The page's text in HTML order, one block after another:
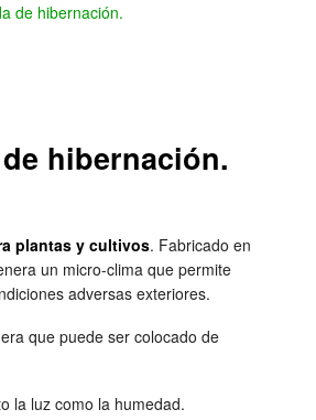
de hibernación.
hibernación.
plantas y cultivos. Fabricado en
un micro-clima que permite
adversas exteriores.
que puede ser colocado de
la luz como la humedad.